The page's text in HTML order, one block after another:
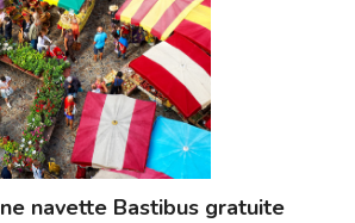
navette Bastibus gratuite